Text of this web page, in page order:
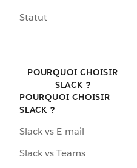
Statut
POURQUOI CHOISIR
SLACK ?
POURQUOI CHOISIR
SLACK ?
Slack vs E-mail
Slack vs Teams